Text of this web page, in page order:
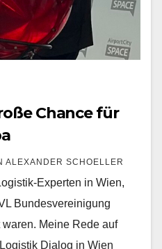
Chance für
ALEXANDER SCHOELLER
Experten in Wien,
Bundesvereinigung
Meine Rede auf
Dialog in Wien